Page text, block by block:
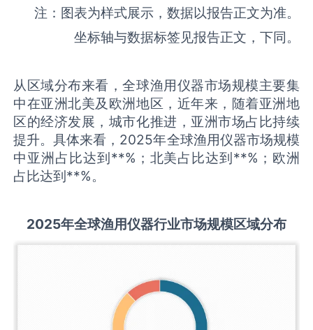
注：图表为样式展示，数据以报告正文为准。
坐标轴与数据标签见报告正文，下同。
从区域分布来看，全球渔用仪器市场规模主要集
中在亚洲北美及欧洲地区，近年来，随着亚洲地
区的经济发展，城市化推进，亚洲市场占比持续
提升。具体来看，2025年全球渔用仪器市场规模
中亚洲占比达到**%；北美占比达到**%；欧洲
占比达到**%。
2025年全球渔用仪器行业市场规模区域分布